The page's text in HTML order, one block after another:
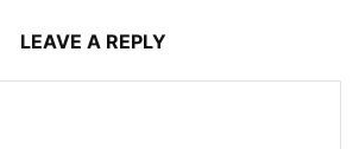
LEAVE A REPLY